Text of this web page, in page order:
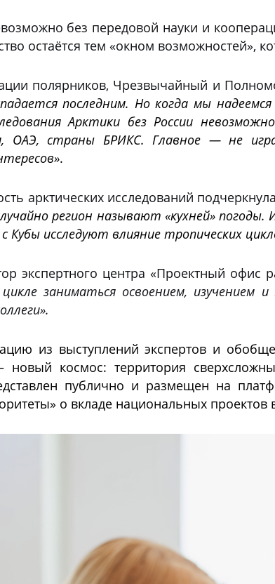
без передовой науки и
остаётся тем «окном
полярников, Чрезвычайный и
последним. Но когда мы
Арктики без России
ОАЭ, страны БРИКС. Главное — не
.
арктических исследований
регион называют «кухней»
Кубы исследуют влияние тропических
экспертного центра «Проектный офис
заниматься освоением, изучением
из выступлений экспертов и
новый космос: территория
публично и размещен на
о вкладе национальных проектов